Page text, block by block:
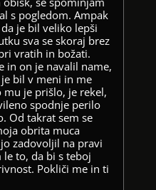
s pogledom. Ampak
je bil veliko lepši
sva se skoraj brez
vratih in božati.
in on je navalil name,
bil v meni in me
je prišlo, je rekel,
spodnje perilo
Od takrat sem se
obrita muca
zadovoljil na pravi
to, da bi s teboj
Pokliči me in ti